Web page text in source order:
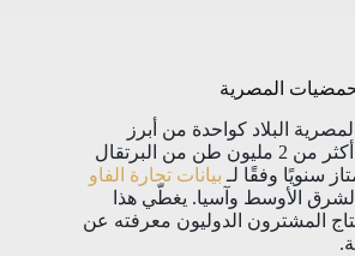
المصرية
البلاد كواحدة من أبرز
المورّدين عالميًا، بشحن أكثر من 2 مليون طن من البرتقال
سنويًا وفقًا لـ بيانات تجارة الفاو
الأوسط وآسيا. يغطّي هذا
المشترون الدوليون معرفته عن